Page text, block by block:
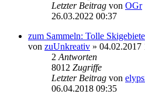
Letzter Beitrag von OGr
26.03.2022 00:37
zum Sammeln: Tolle
von zuUnkreativ » 04.02.2017
2 Antworten
8012 Zugriffe
Letzter Beitrag von
06.04.2018 09:35